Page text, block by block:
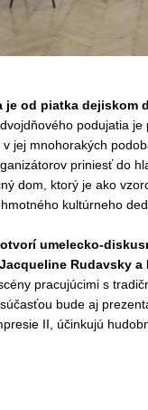
je od piatka
podujatia
jej mnohorakých
priniesť do
dom, ktorý je ako
kultúrneho
umelecko-
Rudavsky a
pracujúcimi s
bude aj
II, účinkujú